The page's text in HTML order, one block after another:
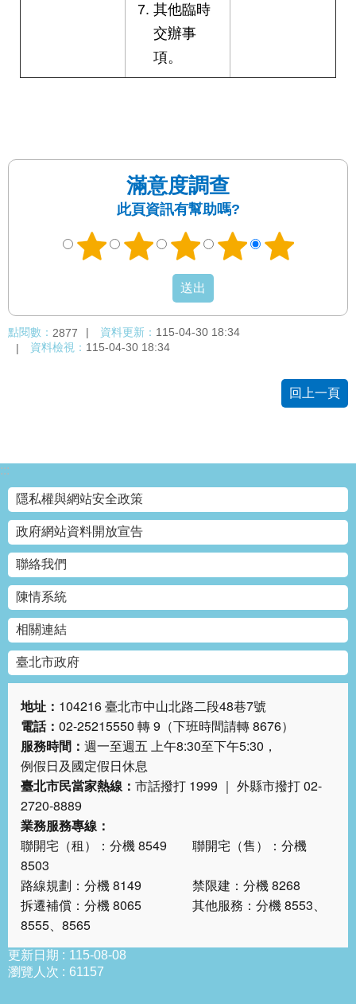
其他臨時
交辦事
項。
滿意度調查
此頁資訊有幫助嗎?
點閱數： 2877 資料更新： 115-04-30 18:34
資料檢視： 115-04-30 18:34
回上一頁
:::
隱私權與網站安全政策
政府網站資料開放宣告
聯絡我們
陳情系統
相關連結
臺北市政府
地址： 104216 臺北市中山北路二段48巷7號
電話： 02-25215550 轉 9（下班時間請轉 8676）
服務時間： 週一至週五 上午8:30至下午5:30，
例假日及國定假日休息
臺北市民當家熱線： 市話撥打 1999 ｜ 外縣市撥打 02-
2720-8889
業務服務專線：
聯開宅（租）：分機 8549 聯開宅（售）：分機
8503
路線規劃：分機 8149 禁限建：分機 8268
拆遷補償：分機 8065 其他服務：分機 8553、
8555、8565
更新日期
115-08-08
瀏覽人次
61157